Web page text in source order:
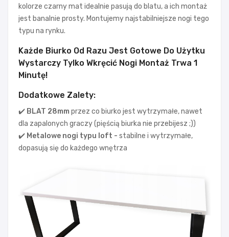
kolorze czarny mat idealnie pasują do blatu, a ich montaż
jest banalnie prosty. Montujemy najstabilniejsze nogi tego
typu na rynku.
Każde Biurko Od Razu Jest Gotowe Do Użytku
Wystarczy Tylko Wkręcić Nogi Montaż Trwa 1
Minutę!
Dodatkowe Zalety:
✔️ BLAT 28mm przez co biurko jest wytrzymałe, nawet
dla zapalonych graczy (pięścią biurka nie przebijesz ;))
✔️ Metalowe nogi typu loft - stabilne i wytrzymałe,
dopasują się do każdego wnętrza